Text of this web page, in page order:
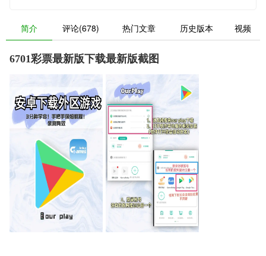
简介 评论(678) 热门文章 历史版本 视频
6701彩票最新版下载最新版截图